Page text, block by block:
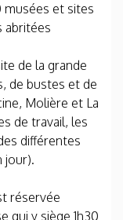
musées et sites
abritées
de la grande
de bustes et de
Molière et La
de travail, les
différentes
jour).
réservée
qui y siège 1h30